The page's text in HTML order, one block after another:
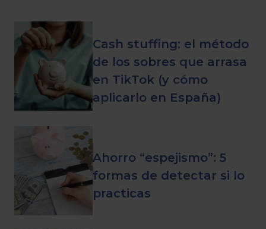
Cash stuffing: el método
de los sobres que arrasa
en TikTok (y cómo
aplicarlo en España)
Ahorro “espejismo”: 5
formas de detectar si lo
practicas